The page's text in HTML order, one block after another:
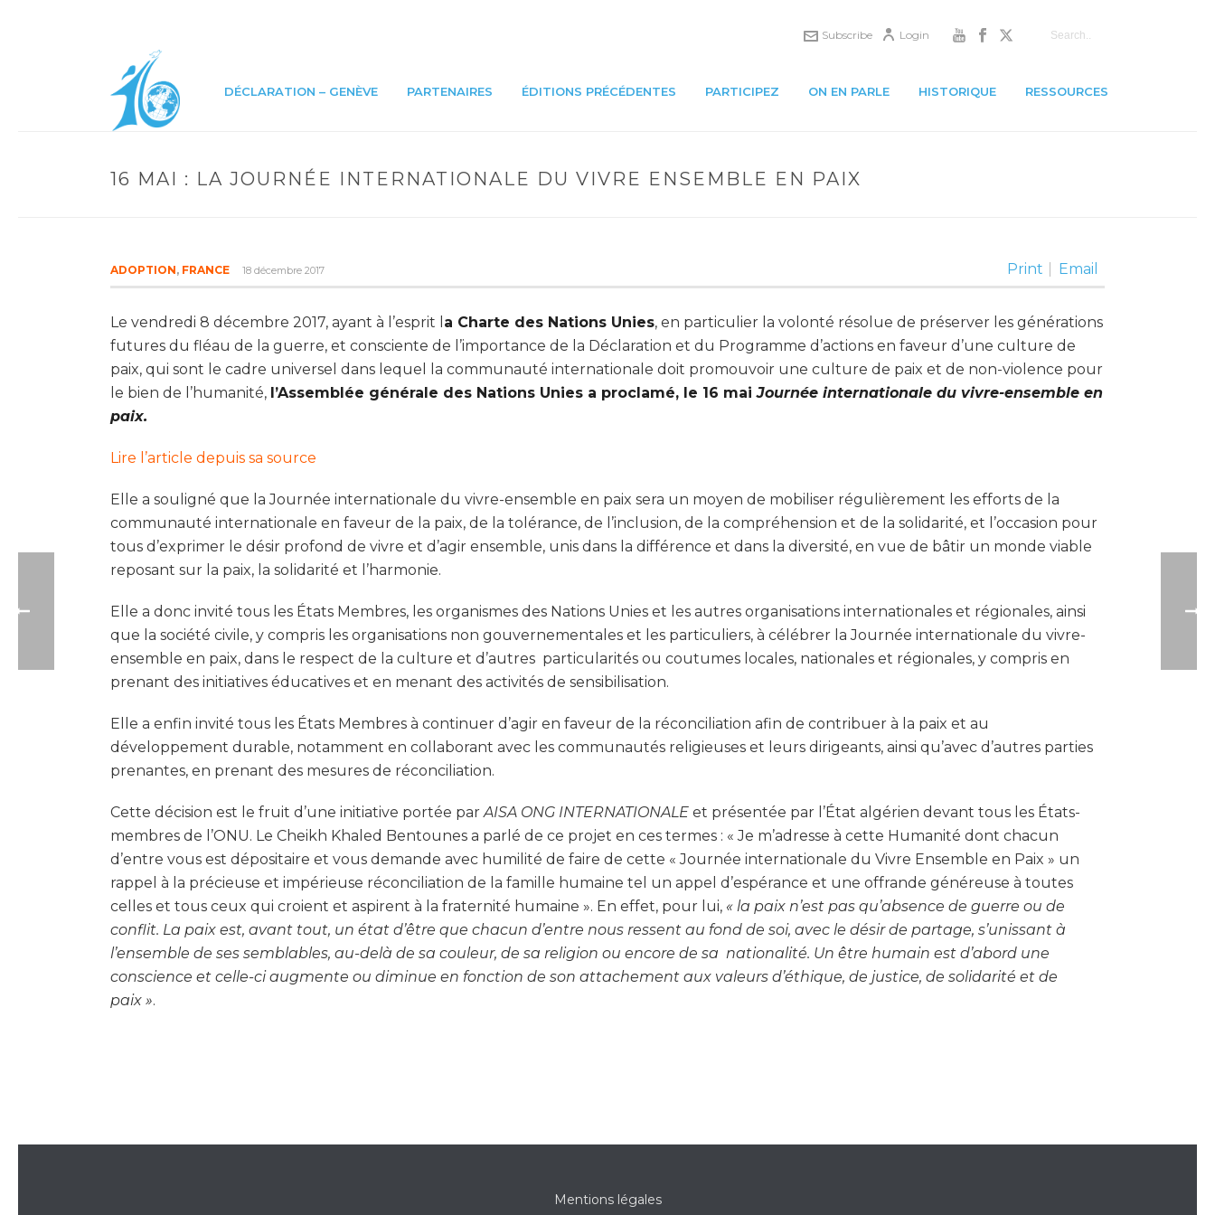
Login
Subscribe
DÉCLARATION – GENÈVE PARTENAIRES ÉDITIONS PRÉCÉDENTES PARTICIPEZ ON EN PARLE HISTORIQUE RESSOURCES
16 MAI : LA JOURNÉE INTERNATIONALE DU VIVRE ENSEMBLE EN PAIX
Print Email
ADOPTION, FRANCE 18 décembre 2017
Le vendredi 8 décembre 2017, ayant à l’esprit l a Charte des Nations Unies, en particulier la volonté résolue de préserver les générations
futures du fléau de la guerre, et consciente de l’importance de la Déclaration et du Programme d’actions en faveur d’une culture de
paix, qui sont le cadre universel dans lequel la communauté internationale doit promouvoir une culture de paix et de non-violence pour
le bien de l’humanité, l’Assemblée générale des Nations Unies a proclamé, le 16 maiJournée internationale du vivre-ensemble en
paix.
Lire l’article depuis sa source
Elle a souligné que la Journée internationale du vivre-ensemble en paix sera un moyen de mobiliser régulièrement les efforts de la
communauté internationale en faveur de la paix, de la tolérance, de l’inclusion, de la compréhension et de la solidarité, et l’occasion pour
tous d’exprimer le désir profond de vivre et d’agir ensemble, unis dans la différence et dans la diversité, en vue de bâtir un monde viable
reposant sur la paix, la solidarité et l’harmonie.
Elle a donc invité tous les États Membres, les organismes des Nations Unies et les autres organisations internationales et régionales, ainsi
que la société civile, y compris les organisations non gouvernementales et les particuliers, à célébrer la Journée internationale du vivre-
ensemble en paix, dans le respect de la culture et d’autres particularités ou coutumes locales, nationales et régionales, y compris en
prenant des initiatives éducatives et en menant des activités de sensibilisation.
Elle a enfin invité tous les États Membres à continuer d’agir en faveur de la réconciliation afin de contribuer à la paix et au
développement durable, notamment en collaborant avec les communautés religieuses et leurs dirigeants, ainsi qu’avec d’autres parties
prenantes, en prenant des mesures de réconciliation.
Cette décision est le fruit d’une initiative portée parAISA ONG INTERNATIONALE et présentée par l’État algérien devant tous les États-
membres de l’ONU. Le Cheikh Khaled Bentounes a parlé de ce projet en ces termes : « Je m’adresse à cette Humanité dont chacun
d’entre vous est dépositaire et vous demande avec humilité de faire de cette « Journée internationale du Vivre Ensemble en Paix » un
rappel à la précieuse et impérieuse réconciliation de la famille humaine tel un appel d’espérance et une offrande généreuse à toutes
celles et tous ceux qui croient et aspirent à la fraternité humaine ». En effet, pour lui, « la paix n’est pas qu’absence de guerre ou de
conflit. La paix est, avant tout, un état d’être que chacun d’entre nous ressent au fond de soi, avec le désir de partage, s’unissant à
l’ensemble de ses semblables, au-delà de sa couleur, de sa religion ou encore de sa nationalité. Un être humain est d’abord une
conscience et celle-ci augmente ou diminue en fonction de son attachement aux valeurs d’éthique, de justice, de solidarité et de
paix ».
Mentions légales